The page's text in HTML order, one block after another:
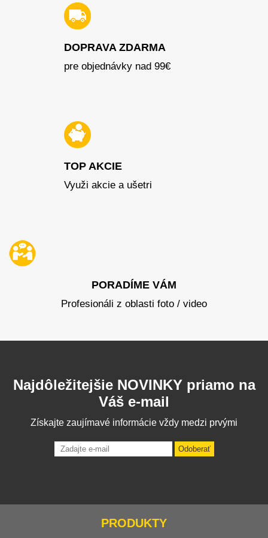
DOPRAVA ZDARMA
pre objednávky nad 99€
TOP AKCIE
Využi akcie a ušetri
PORADÍME VÁM
Profesionáli z oblasti foto / video
Najdôležitejšie NOVINKY priamo na
Váš e-mail
Získajte zaujímavé informácie vždy medzi prvými
Odoberať
PRODUKTY